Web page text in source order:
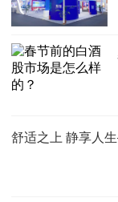
舒适之上 静享人